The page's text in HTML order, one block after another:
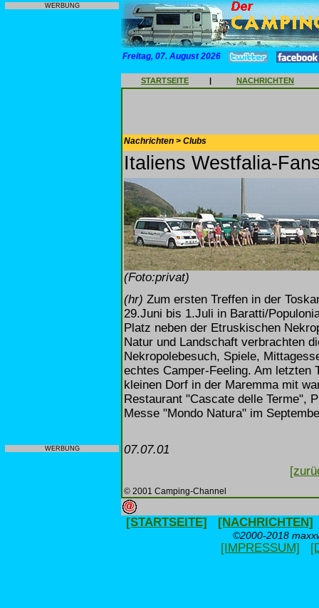
WERBUNG
WERBUNG
Freitag, 07. August 2026
STARTSEITE | NACHRICHTEN
Nachrichten > Clubs
Italiens Westfalia-
(Foto:privat)
(hr) Zum ersten Treffen in der
29.Juni bis 1.Juli in Baratti/
Platz neben der Etruskischen
Natur und Landschaft verbrachten
Nekropolebesuch, Spiele,
echtes Camper-Feeling. Am letzten
kleinen Dorf in der Maremma mit
Restaurant "Cascate delle Terme",
Messe "Mondo Natura" im
07.07.01
© 2001 Camping-Channel
[STARTSEITE] [NACHRICHTEN]
©2000-2018
[IMPRESSUM]